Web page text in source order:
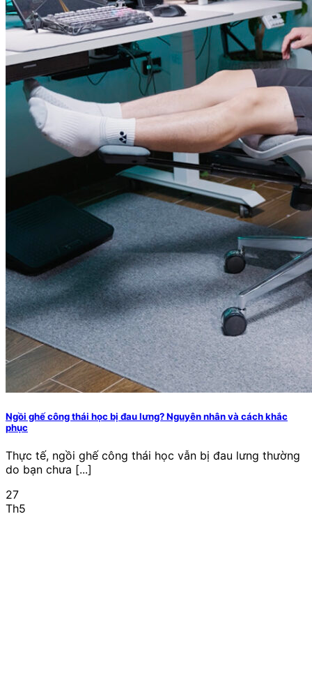
Ngồi ghế công thái học bị đau lưng? Nguyên nhân và cách khắc
phục
Thực tế, ngồi ghế công thái học vẫn bị đau lưng thường
do bạn chưa [...]
27
Th5